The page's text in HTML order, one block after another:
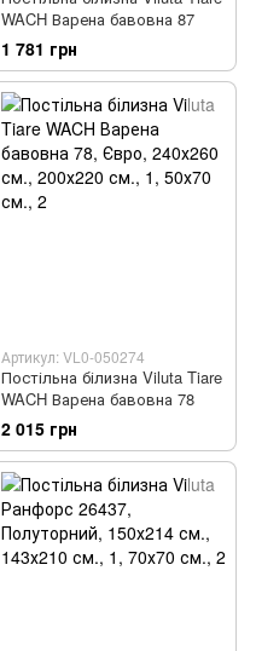
WACH Варена бавовна 87
1 781 грн
Артикул: VL0-050274
Постільна білизна Viluta Tiare
WACH Варена бавовна 78
2 015 грн